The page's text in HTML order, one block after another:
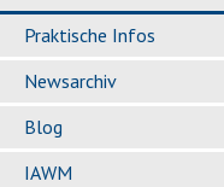
Praktische Infos
Newsarchiv
Blog
IAWM